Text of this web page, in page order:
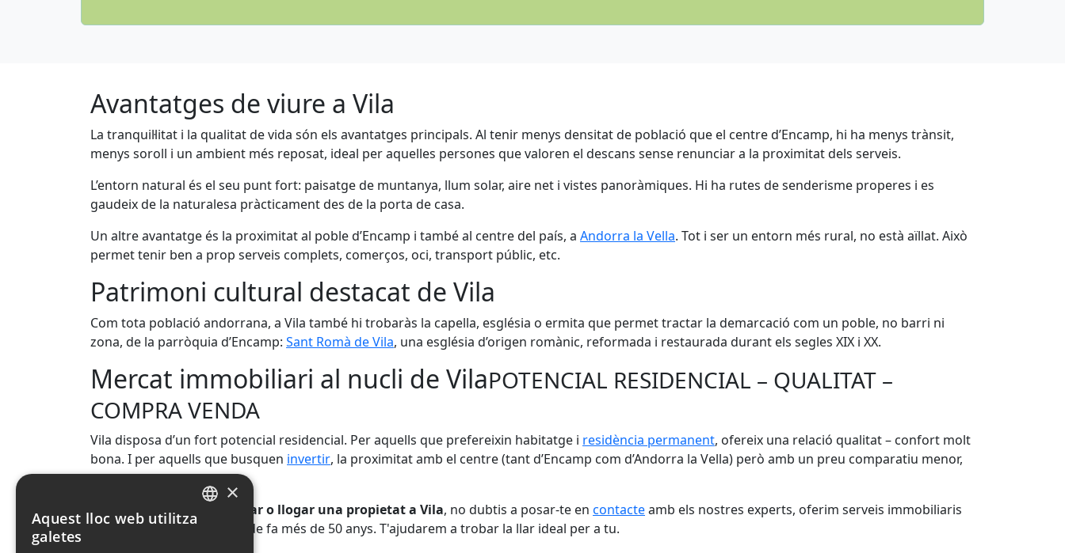
Avantatges de viure a Vila
La tranquil·litat i la qualitat de vida són els avantatges principals. Al tenir menys densitat de població que el centre d’Encamp, hi ha menys trànsit,
menys soroll i un ambient més reposat, ideal per aquelles persones que valoren el descans sense renunciar a la proximitat dels serveis.
L’entorn natural és el seu punt fort: paisatge de muntanya, llum solar, aire net i vistes panoràmiques. Hi ha rutes de senderisme properes i es
gaudeix de la naturalesa pràcticament des de la porta de casa.
Un altre avantatge és la proximitat al poble d’Encamp i també al centre del país, a Andorra la Vella. Tot i ser un entorn més rural, no està aïllat. Això
permet tenir ben a prop serveis complets, comerços, oci, transport públic, etc.
Patrimoni cultural destacat de Vila
Com tota població andorrana, a Vila també hi trobaràs la capella, església o ermita que permet tractar la demarcació com un poble, no barri ni
zona, de la parròquia d’Encamp: Sant Romà de Vila, una església d’origen romànic, reformada i restaurada durant els segles XIX i XX.
Mercat immobiliari al nucli de VilaPOTENCIAL RESIDENCIAL – QUALITAT –
COMPRA VENDA
Vila disposa d’un fort potencial residencial. Per aquells que prefereixin habitatge i residència permanent, ofereix una relació qualitat – confort molt
bona. I per aquells que busquen invertir, la proximitat amb el centre (tant d’Encamp com d’Andorra la Vella) però amb un preu comparatiu menor,
suposa un avantatge.
Si estàs pensant en
comprar o llogar una propietat a Vila, no dubtis a posar-te en contacteamb els nostres experts, oferim serveis immobiliaris
al Principat d’Andorra des de fa més de 50 anys. T'ajudarem a trobar la llar ideal per a tu.
×
Aquest lloc web utilitza
galetes